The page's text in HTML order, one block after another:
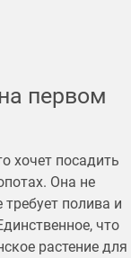
первом
хочет посадить
Она не
полива и
что
растение для